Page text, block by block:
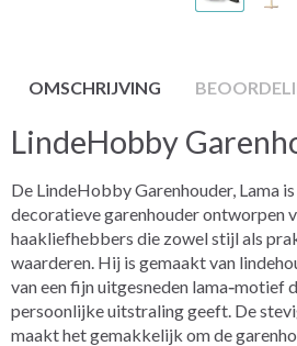
OMSCHRIJVING
LindeHobby
De LindeHobby Garenhouder, Lama
decoratieve garenhouder ontworpen
haakliefhebbers die zowel stijl als
waarderen. Hij is gemaakt van
van een fijn uitgesneden lama‑motief
persoonlijke uitstraling geeft. De
maakt het gemakkelijk om de